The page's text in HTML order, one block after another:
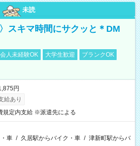
未読
スキマ時間にサクッと＊DM
人未経験OK 大学生歓迎
ブランクOK
円
給あり
規定内支給 ※派遣先による
車 / 久居駅からバイク・車 / 津新町駅からバ